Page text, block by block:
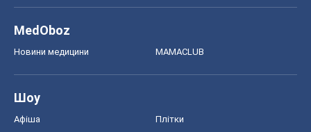
MedOboz
Новини медицини MAMACLUB
Шоу
Афіша Плітки